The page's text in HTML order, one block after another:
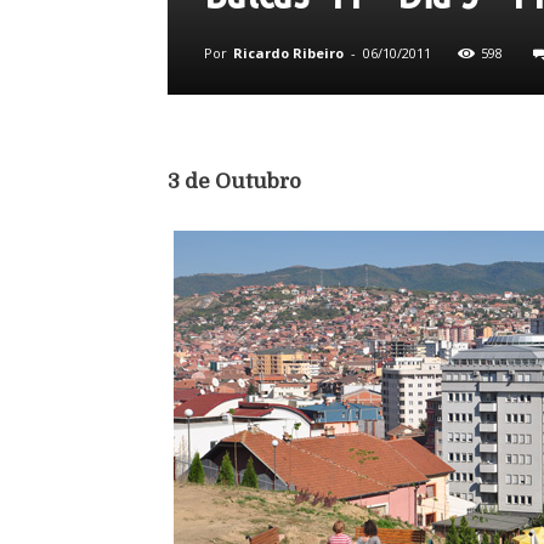
Por Ricardo Ribeiro - 06/10/2011 598
3 de Outubro